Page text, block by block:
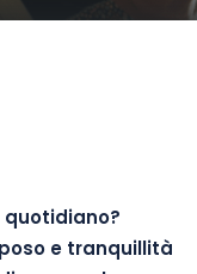
e tranquillità